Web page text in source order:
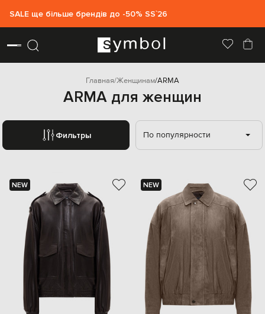
SALE ще більше брендів до -50% SS`26
Главная Женщинам ARMA
ARMA для женщин
Фильтры По популярности
NEW NEW